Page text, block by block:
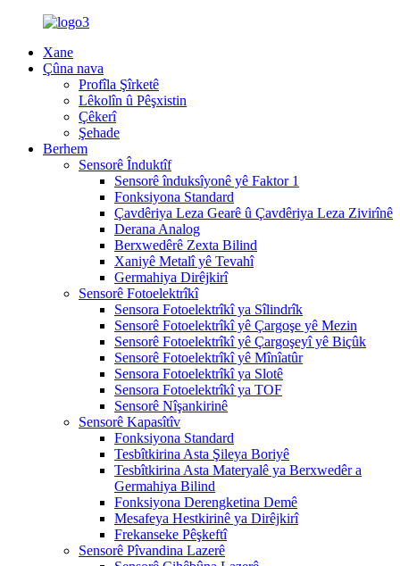
Xane
Çûna nava
Profîla Şîrketê
Lêkolîn û Pêşxistin
Çêkerî
Şehade
Berhem
Sensorê Înduktîf
Sensorê înduksîyonê yê Faktor 1
Fonksiyona Standard
Çavdêriya Leza Gearê û Çavdêriya Leza Zivirînê
Derana Analog
Berxwedêrê Zexta Bilind
Xaniyê Metalî yê Tevahî
Germahiya Dirêjkirî
Sensorê Fotoelektrîkî
Sensora Fotoelektrîkî ya Sîlindrîk
Sensorê Fotoelektrîkî yê Çargoşe yê Mezin
Sensorê Fotoelektrîkî yê Çargoşeyî yê Biçûk
Sensorê Fotoelektrîkî yê Mînîatûr
Sensora Fotoelektrîkî ya Slotê
Sensora Fotoelektrîkî ya TOF
Sensorê Nîşankirinê
Sensorê Kapasîtîv
Fonksiyona Standard
Tesbîtkirina Asta Şileya Boriyê
Tesbîtkirina Asta Materyalê ya Berxwedêr a
Germahiya Bilind
Fonksiyona Derengketina Demê
Mesafeya Hestkirinê ya Dirêjkirî
Frekanseke Pêşkeftî
Sensorê Pîvandina Lazerê